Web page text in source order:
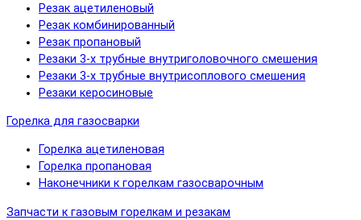
Резак ацетиленовый
Резак комбинированный
Резак пропановый
Резаки 3-х трубные внутриголовочного смешения
Резаки 3-х трубные внутрисоплового смешения
Резаки керосиновые
Горелка для газосварки
Горелка ацетиленовая
Горелка пропановая
Наконечники к горелкам газосварочным
Запчасти к газовым горелкам и резакам